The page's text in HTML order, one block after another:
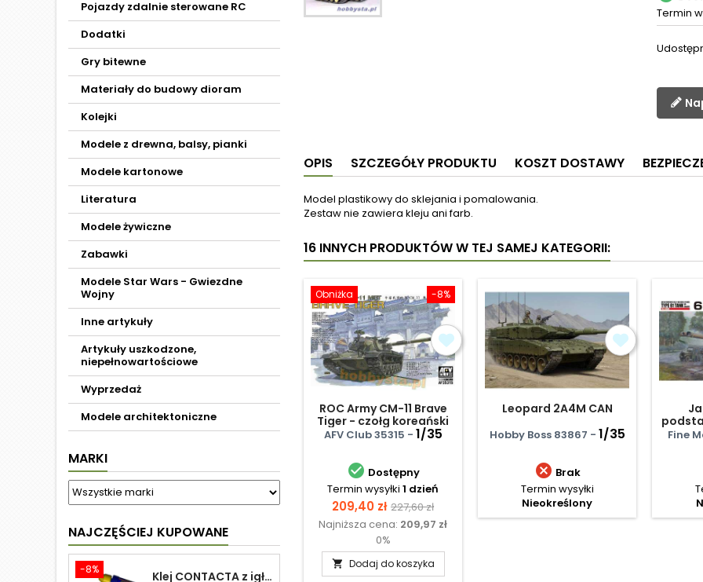
Pojazdy zdalnie sterowane RC
Dodatki
Gry bitewne
Materiały do budowy dioram
Kolejki
Modele z drewna, balsy, pianki
Modele kartonowe
Literatura
Modele żywiczne
Zabawki
Modele Star Wars - Gwiezdne
Wojny
Inne artykuły
Artykuły uszkodzone,
niepełnowartościowe
Wyprzedaż
Modele architektoniczne
MARKI
NAJCZĘŚCIEJ KUPOWANE
-8% Klej CONTACTA z igłą do plastiku 25,0 g
Termin
OPIS SZCZEGÓŁY PRODUKTU KOSZT DOSTAWY
Model plastikowy do sklejania i pomalowania.
Zestaw nie zawiera kleju ani farb.
16 INNYCH PRODUKTÓW W TEJ SAMEJ KATEGORII:
-8%
Obniżka
ROC Army CM-11 Brave
Tiger - czołg koreański
AFV Club 35315 - 1/35
 Dostępny
Termin wysyłki 1 dzień
Cena
209,40 zł Cena
podstawowa
227,60 zł
Najniższa cena: 209,97 zł
0%
 Dodaj do koszyka
Leopard 2A4M CAN
Hobby Boss 83867 - 1/35
 Brak
Termin wysyłki
Nieokreślony
Fine